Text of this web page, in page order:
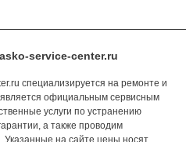
service-center.ru
специализируется на ремонте и
официальным сервисным
услуги по устранению
а также проводим
Указанные на сайте цены носят